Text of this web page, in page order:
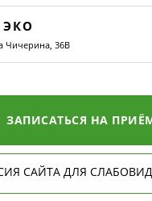
Чичерина, 36В
ЗАПИСАТЬСЯ НА
САЙТА ДЛЯ